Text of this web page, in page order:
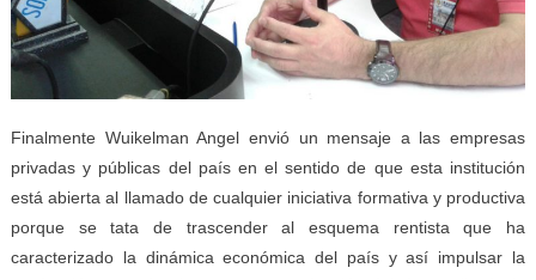
Finalmente Wuikelman Angel envió un mensaje a las empresas
privadas y públicas del país en el sentido de que esta institución
está abierta al llamado de cualquier iniciativa formativa y productiva
porque se tata de trascender al esquema rentista que ha
caracterizado la dinámica económica del país y así impulsar la